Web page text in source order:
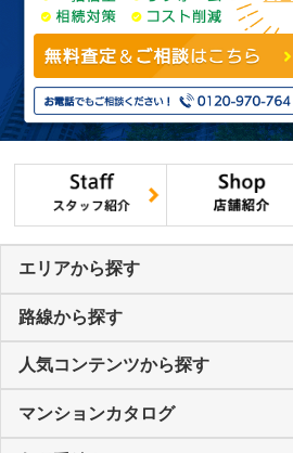
エリアから探す
路線から探す
人気コンテンツから探す
マンションカタログ